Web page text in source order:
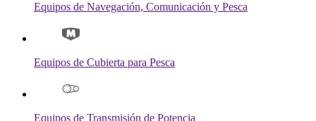
Equipos de Navegación, Comunicación y Pesca
Equipos de Cubierta para Pesca
Equipos de Transmisión de Potencia